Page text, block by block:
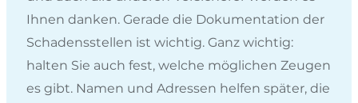
Ihnen danken. Gerade die Dokumentation der
Schadensstellen ist wichtig. Ganz wichtig:
halten Sie auch fest, welche möglichen Zeugen
es gibt. Namen und Adressen helfen später, die